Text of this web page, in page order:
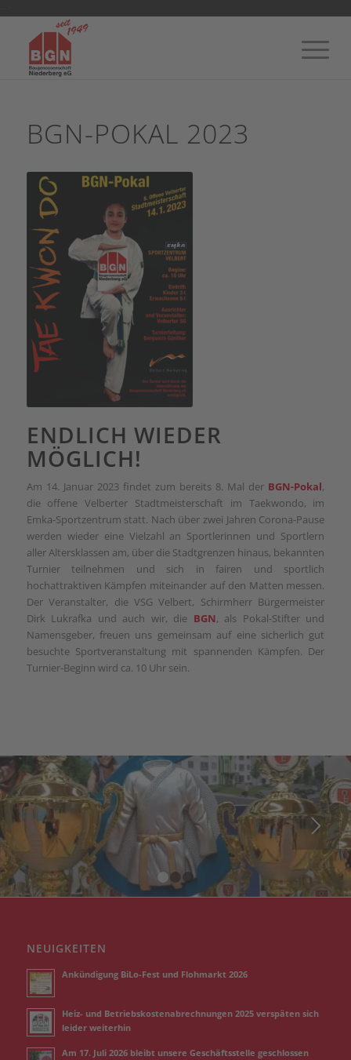
BGN-POKAL 2023
ENDLICH WIEDER
MÖGLICH!
Am 14. Januar 2023 findet zum bereits 8. Mal der BGN-Pokal,
die offene Velberter Stadtmeisterschaft im Taekwondo, im
Emka-Sportzentrum statt. Nach über zwei Jahren Corona-Pause
werden wieder eine Vielzahl an Sportlerinnen und Sportlern
aller Altersklassen am, über die Stadtgrenzen hinaus, bekannten
Turnier teilnehmen und sich in fairen und sportlich
hochattraktiven Kämpfen miteinander auf den Matten messen.
Der Veranstalter, die VSG Velbert, Schirmherr Bürgermeister
Dirk Lukrafka und auch wir, die BGN, als Pokal-Stifter und
Namensgeber, freuen uns gemeinsam auf eine sicherlich gut
besuchte Sportveranstaltung mit spannenden Kämpfen. Der
Turnier-Beginn wird ca. 10 Uhr sein.
3
NEUIGKEITEN
Ankündigung BiLo-Fest und Flohmarkt 2026
Heiz- und Betriebskostenabrechnungen 2025 verspäten sich
leider weiterhin
Am 17. Juli 2026 bleibt unsere Geschäftsstelle geschlossen